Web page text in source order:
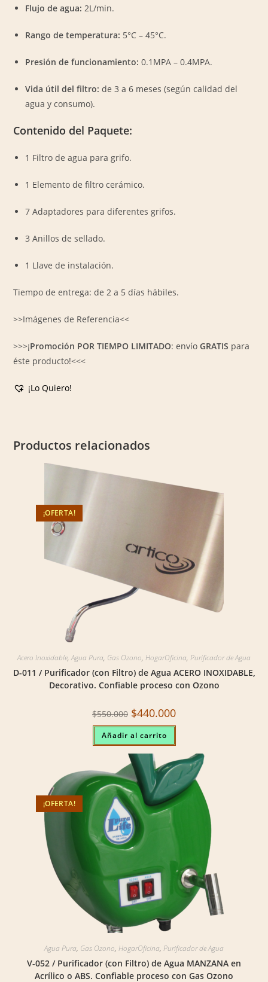
Flujo de agua: 2L/min.
Rango de temperatura: 5°C – 45°C.
Presión de funcionamiento: 0.1MPA – 0.4MPA.
Vida útil del filtro: de 3 a6 meses (según calidad del
agua y consumo).
Contenido del Paquete:
1 Filtro de agua para grifo.
1 Elemento de filtro cerámico.
7 Adaptadores para diferentes grifos.
3 Anillos de sellado.
1 Llave de instalación.
Tiempo de entrega: de 2 a 5 días hábiles.
>>Imágenes de Referencia<<
>>>¡Promoción POR TIEMPO LIMITADO: envíoGRATIS para
éste producto!<<<
¡Lo Quiero!
Productos relacionados
¡OFERTA!
Acero Inoxidable,Agua Pura, Gas Ozono, HogarOficina, Purificador de Agua
D-011 / Purificador (con Filtro) de Agua ACERO INOXIDABLE,
Decorativo. Confiable proceso con Ozono
$550.000 Original
price
was:
$550.000.
$440.000Current
is:
Añadir al carrito
¡OFERTA!
Agua Pura, Gas Ozono, HogarOficina, Purificador de Agua
V-052 / Purificador (con Filtro) de Agua MANZANA en
Acrílico o ABS. Confiable proceso con Gas Ozono